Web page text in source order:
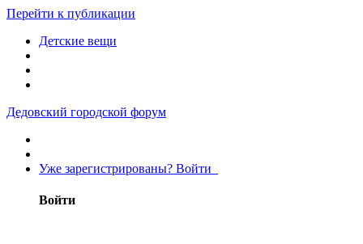
Перейти к публикации
Детские вещи
Дедовский городской форум
Уже зарегистрированы? Войти
Войти